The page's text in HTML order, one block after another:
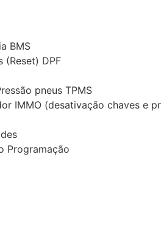
BMS
(Reset) DPF
pneus TPMS
IMMO (desativação chaves e
Programação